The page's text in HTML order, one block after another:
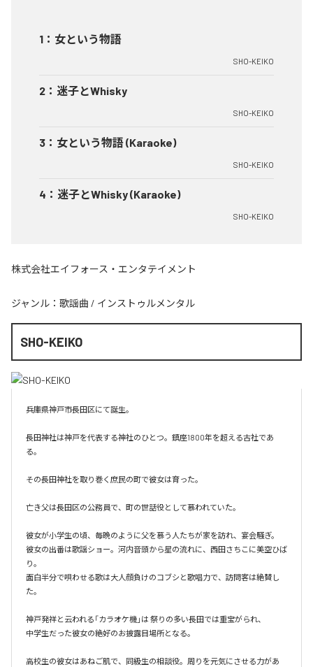
1 ： 女という物語
SHO-KEIKO
2 ： 迷子とWhisky
SHO-KEIKO
3 ： 女という物語 (Karaoke)
SHO-KEIKO
4 ： 迷子とWhisky (Karaoke)
SHO-KEIKO
株式会社エイフォース・エンタテイメント
ジャンル： 歌謡曲 / インストゥルメンタル
SHO-KEIKO
兵庫県神戸市長田区にて誕生。
長田神社は神戸を代表する神社のひとつ。鎮座1800年を超える古社であ
る。
その長田神社を取り巻く庶民の町で彼女は育った。
亡き父は長田区の公務員で、町の世話役として慕われていた。
彼女が小学生の頃、毎晩のように父を慕う人たちが家を訪れ、宴会騒ぎ。
彼女の出番は歌謡ショー。河内音頭から星の流れに、西田さちこに美空ひば
り。
面白半分で唄わせる歌は大人顔負けのコブシと歌唱力で、訪問客は絶賛し
た。
神戸発祥と云われる「カラオケ機｣は 祭りの多い長田では重宝がられ、
中学生だった彼女の絶好のお披露目場所となる。
高校生の彼女はあねご肌で、同級生の相談役。周りを元気にさせる力があ